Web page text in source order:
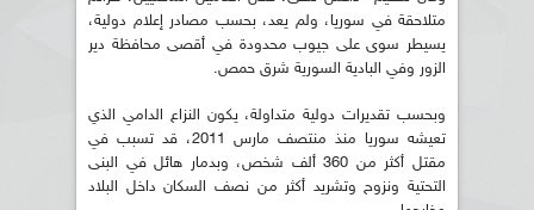
متلاحقة في سوريا، ولم يعد، بحسب مصادر إعلام دولية،
يسيطر سوى على جيوب محدودة في أقصى محافظة دير
الزور وفي البادية السورية شرق حمص.
وبحسب تقديرات دولية متداولة، يكون النزاع الدامي الذي
تعيشه سوريا منذ منتصف مارس 2011، قد تسبب في
مقتل أكثر من 360 ألف شخص، وبدمار هائل في البنى
التحتية ونزوح وتشريد أكثر من نصف السكان داخل البلاد